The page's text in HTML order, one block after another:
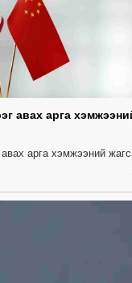
авах арга
арга хэмжээний